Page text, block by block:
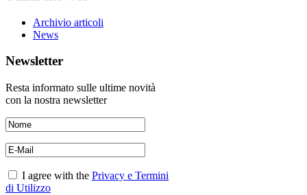
Archivio articoli
News
Newsletter
Resta informato sulle ultime novità
con la nostra newsletter
I agree with the Privacy e Termini
di Utilizzo